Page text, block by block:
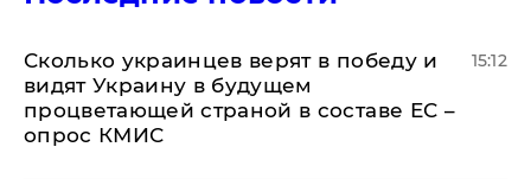
Сколько украинцев верят в победу и
видят Украину в будущем
процветающей страной в составе ЕС –
опрос КМИС
15:12